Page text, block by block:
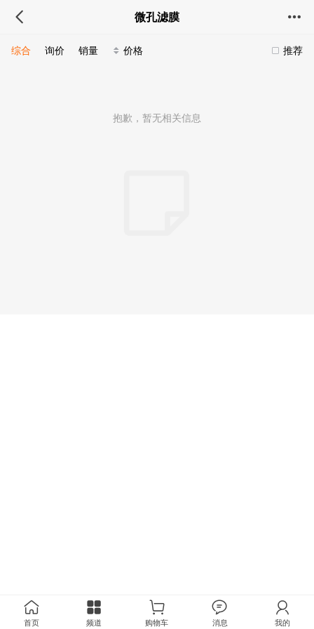
微孔滤膜
推荐
综合 询价 销量 价格
抱歉，暂无相关信息
首页 频道 购物车 消息 我的